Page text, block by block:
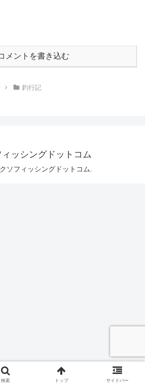
メントを書き込む
釣行記
ィッシングドットコム
ソフィッシングドットコム.
検索 トップ サイドバー